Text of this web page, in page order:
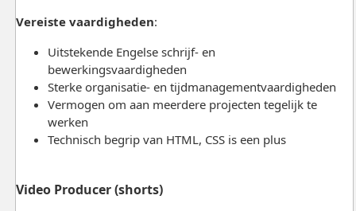
Vereiste vaardigheden:
Uitstekende Engelse schrijf- en
bewerkingsvaardigheden
Sterke organisatie- en tijdmanagementvaardigheden
Vermogen om aan meerdere projecten tegelijk te
werken
Technisch begrip van HTML, CSS is een plus
Video Producer (shorts)